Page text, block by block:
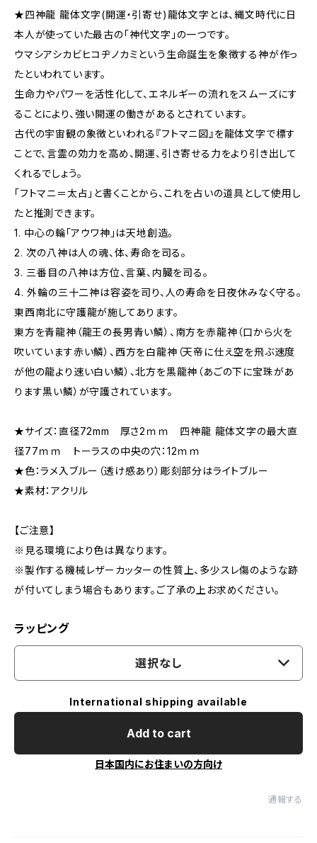
★四神龍 龍体文字(開運・引寄せ)龍体文字とは、縄文時代に日
本人が使っていた最古の「神代文字」の一つです。
ウマシアシカビヒコヂノカミという生命誕生を象徴する神が作っ
たといわれています。
生命力やパワーを活性化して、エネルギーの流れをスムーズにす
ることにより、強い開運の働きがあるとされています。
古代の宇宙観の象徴といわれる『フトマニ図』を龍体文字で標す
ことで、言霊の効力を高め、開運、引き寄せる力をより引き出して
くれるでしょう。
「フトマニ＝太占」と書くことから、これを占いの道具として使用し
たと推測できます。
1. 中心の輪「アウワ神」は天地創造。
2. 次の八神は人の魂、体、寿命を司る。
3. 三番目の八神は方位、言葉、内臓を司る。
4. 外輪の三十二神は容姿を司り、人の寿命を日夜休みなく守る。
東西南北に守護龍が施してあります。
東方を青龍神（龍王の長男青い鱗）、南方を赤龍神（口から火を
吹いています赤い鱗）、西方を白龍神（天帝に仕え空を飛ぶ速度
が他の龍より速い白い鱗）、北方を黒龍神（あごの下に宝珠があ
ります黒い鱗）が守護されています。
★サイズ：直径72mm 厚さ2ｍｍ 四神龍 龍体文字の最大直
径77ｍｍ トーラスの中央の穴：12ｍｍ
★色：ラメ入ブルー（透け感あり）彫刻部分はライトブルー
★素材：アクリル
【ご注意】
※見る環境により色は異なります。
※製作する機械レザーカッターの性質上、多少スレ傷のような跡
が付いてしまう場合もあります。ご了承の上お求めください。
ラッピング
選択なし
International shipping available
Add to cart
日本国内にお住まいの方向け
通報する